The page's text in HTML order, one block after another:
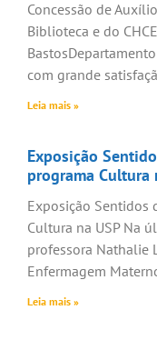
Concessão de
Biblioteca e do
com grande
Leia mais »
Exposição
programa Cultura
Exposição Sentidos
Cultura na USP Na
professora Nathalie
Enfermagem
Leia mais »